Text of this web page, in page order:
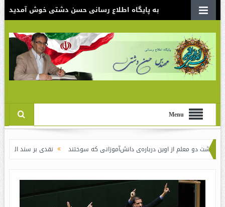
به پایگاه اطلاع رسانی حسن دشتی خوش آمدید
Menu
اوین درباره‌ی دانش‌آموزانی که سوختند نقدی بر سند الگوی اسلامی ایرانی